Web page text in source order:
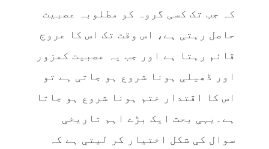
کہ جب تک کسی گروہ کو مطلوبہ عصبیت
حاصل رہتی ہے، اس وقت تک اس کا عروج
قائم رہتا ہے اور جب یہ عصبیت کمزور
اور ڈھیلی ہونا شروع ہو جاتی ہے تو
اس کا اقتدار ختم ہونا شروع ہو جاتا
ہے۔یہی بحث ایک بڑے اہم تاریخی
سوال کی شکل اختیار کر لیتی ہے کہ